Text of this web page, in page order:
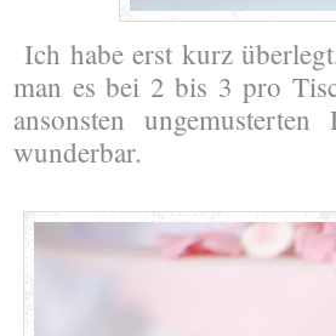
Ich habe erst kurz
man es bei 2 bis 3 pro
ansonsten
wunderbar.